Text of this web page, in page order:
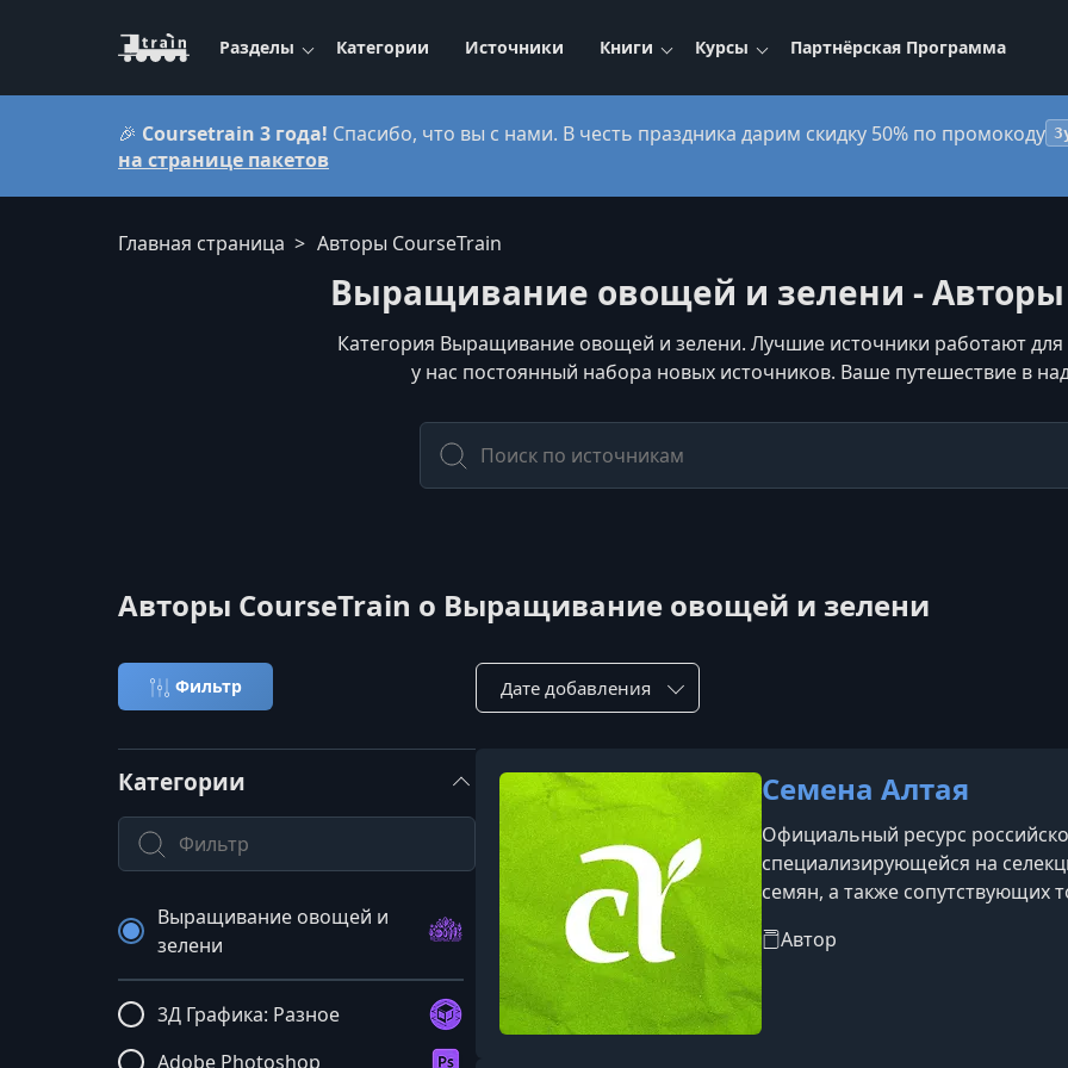
Разделы Категории Источники Книги Курсы Партнёрская Программа
🎉 Coursetrain 3 года! Спасибо, что вы с нами. В честь праздника дарим скидку 50% по промокоду
на странице пакетов
Главная страница Авторы CourseTrain
Выращивание овощей и зелени - Авторы
Категория Выращивание овощей и зелени. Лучшие источники работают для
у нас постоянный набора новых источников. Ваше путешествие в
Авторы CourseTrain о Выращивание овощей и зелени
Фильтр Сортировка по:
Категории
Поиск по категории
Выращивание овощей и
зелени
3Д Графика: Разное
Adobe Photoshop
Семена Алтая
Официальный ресурс
специализирующейся на
семян, а также сопутствующих
Алтая», включая овощные,
Автор